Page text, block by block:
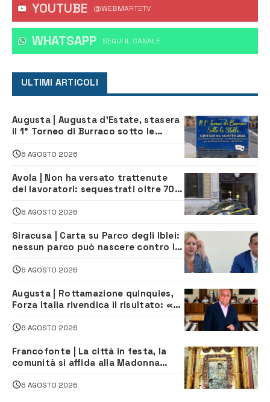
YOUTUBE @WEBMARTETV
WHATSAPP ‎SEGUI IL CANALE
ULTIMI ARTICOLI
Augusta | Augusta d’Estate, stasera
il 1° Torneo di Burraco sotto le
6 AGOSTO 2026
Avola | Non ha versato trattenute
dei lavoratori: sequestrati oltre 700
climatizzazione
6 AGOSTO 2026
Siracusa | Carta su Parco degli Iblei:
nessun parco può nascere contro le
6 AGOSTO 2026
Augusta | Rottamazione quinquies,
Forza Italia rivendica il risultato: «La
6 AGOSTO 2026
Francofonte | La città in festa, la
comunità si affida alla Madonna
6 AGOSTO 2026